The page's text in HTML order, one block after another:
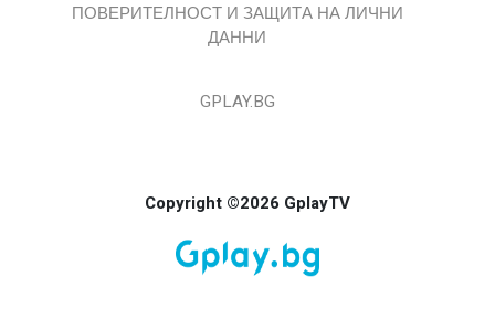
ПОВЕРИТЕЛНОСТ И ЗАЩИТА НА ЛИЧНИ
ДАННИ
GPLAY.BG
Copyright ©2026 GplayTV